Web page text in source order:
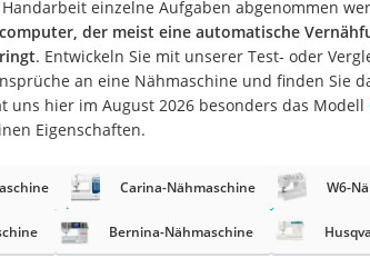
E-Bike-Dreirad
Trekkingschuhe Herren
Reisetasche mit Rollen
Klimmzugstation
Nachtsichtgerät
Handgepäck-Koffer
einzelne Aufgaben abgenommen
der meist eine automatische
. Entwickeln Sie mit unserer Test- oder
an eine Nähmaschine und finden Sie
uns hier im August 2026 besonders das Modell
Eigenschaften.
Carina-Nähmaschine W6-
Bernina-Nähmaschine